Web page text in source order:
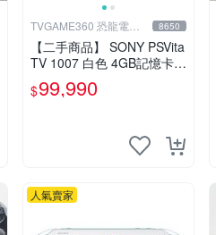
TVGAME360 恐龍電玩- 8650
【二手商品】 SONY PSVita
TV 1007 白色 4GB記憶卡 P
S3手把(白) 書盒完整 【台
中恐龍電玩】
$99,990
人氣賣家